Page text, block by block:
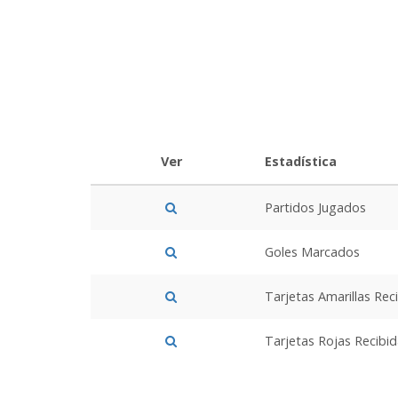
Ver Estadística
Partidos Jugados
Goles Marcados
Tarjetas Amarillas
Tarjetas Rojas